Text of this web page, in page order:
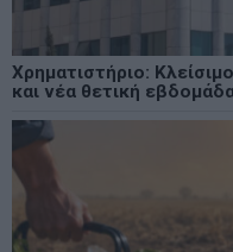
Χρηματιστήριο:
και νέα θετική